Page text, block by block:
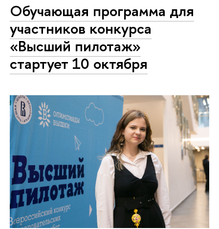
Обучающая программа для
участников конкурса
«Высший пилотаж»
стартует 10 октября